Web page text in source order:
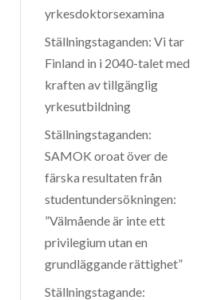
yrkesdoktorsexamina
Ställningstaganden: Vi tar
Finland in i 2040-talet med
kraften av tillgänglig
yrkesutbildning
Ställningstaganden:
SAMOK oroat över de
färska resultaten från
studentundersökningen:
”Välmående är inte ett
privilegium utan en
grundläggande rättighet”
Ställningstagande: